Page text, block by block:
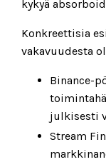
kykyä
Konkreettisia
vakavuudesta
Binance-
julkisesti
Stream